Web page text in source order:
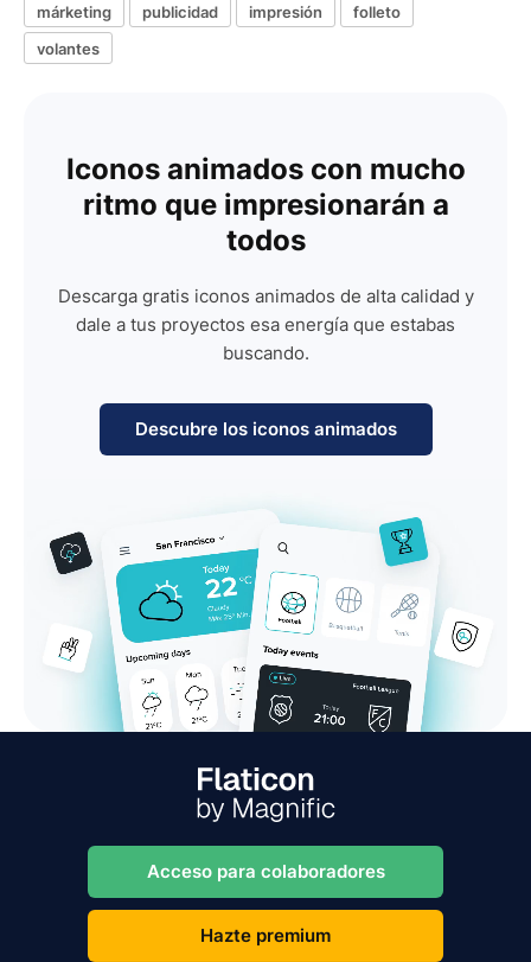
márketing publicidad impresión
folleto
volantes
Iconos animados con mucho
ritmo que impresionarán a
todos
Descarga gratis iconos animados de alta calidad y
dale a tus proyectos esa energía que estabas
buscando.
Descubre los iconos animados
Acceso para colaboradores
Hazte premium